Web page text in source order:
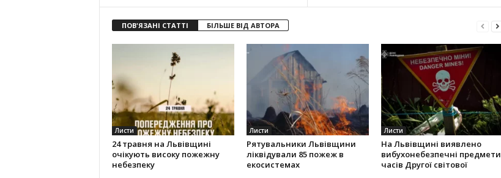
ПОВ'ЯЗАНІ СТАТТІ БІЛЬШЕ ВІД АВТОРА
Листи
24 травня на Львівщині
очікують високу пожежну
небезпеку
Листи
Рятувальники Львівщини
ліквідували 85 пожеж в
екосистемах
Листи
На Львівщині виявлено
вибухонебезпечні предмети
часів Другої світової